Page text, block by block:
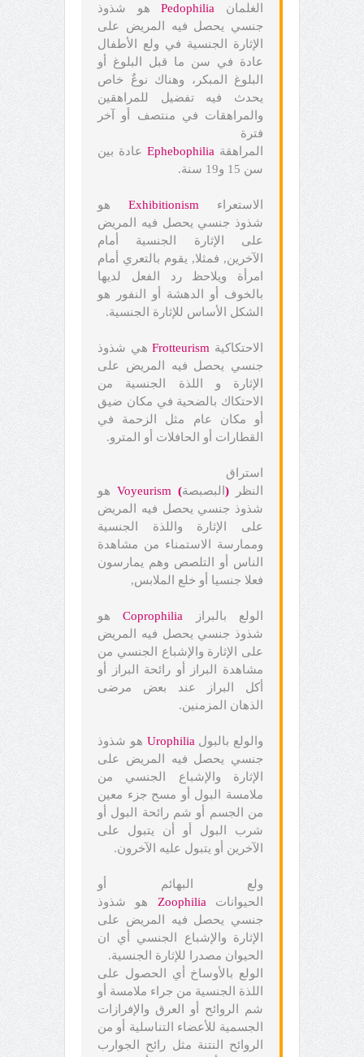
الغلمان Pedophiliaهو شذوذ
جنسي يحصل فيه المريض على
الإثارة الجنسية في ولع الأطفال
عادة في سن ما قبل البلوغ أو
البلوغ المبكر، وهناك نوعٌ خاص
يحدث فيه تفضيل للمراهقين
والمراهقات في منتصف أو آخر
فترة
المراهقة Ephebophilia عادة بين
سن 15 و19 سنة.
الاستعراء Exhibitionism هو
شذوذ جنسي يحصل فيه المريض
على الإثارة الجنسية أمام
الآخرين, فمثلا, يقوم بالتعري أمام
امرأة ويلاحظ رد الفعل لديها
بالخوف أو الدهشة أو النفور هو
الشكل الأساس للإثارة الجنسية.
الاحتكاكية Frotteurismهي شذوذ
جنسي يحصل فيه المريض على
الإثارة و اللذة الجنسية من
الاحتكاك بالضحية في مكان ضيق
أو مكان عام مثل الزحمة في
القطارات أو الحافلات أو المترو.
استراق
النظر ( البصبصة)
Voyeurism هو
شذوذ جنسي يحصل فيه المريض
على الإثارة واللذة الجنسية
وممارسة الاستمناء من مشاهدة
الناس أو التلصص وهم يمارسون
فعلا جنسيا أو خلع الملابس,
الولع بالبراز Coprophiliaهو
شذوذ جنسي يحصل فيه المريض
على الإثارة والإشباع الجنسي من
مشاهدة البراز أو رائحة البراز أو
أكل البراز عند بعض مرضى
الذهان المزمنين.
والولع بالبول Urophilia هو شذوذ
جنسي يحصل فيه المريض على
الإثارة والإشباع الجنسي من
ملامسة البول أو مسح جزء معين
من الجسم أو شم رائحة البول أو
شرب البول أو أن يتبول على
الآخرين أو يتبول عليه الآخرون.
ولع البهائم أو
الحيوانات Zoophilia هو شذوذ
جنسي يحصل فيه المريض على
الإثارة والإشباع الجنسي أي ان
الحيوان مصدرا للإثارة الجنسية.
الولع بالأوساخ أي الحصول على
اللذة الجنسية من جراء ملامسة أو
شم الروائح أو العرق والإفرازات
الجسمية للأعضاء التناسلية أو من
الروائح النتنة مثل رائح الجوارب